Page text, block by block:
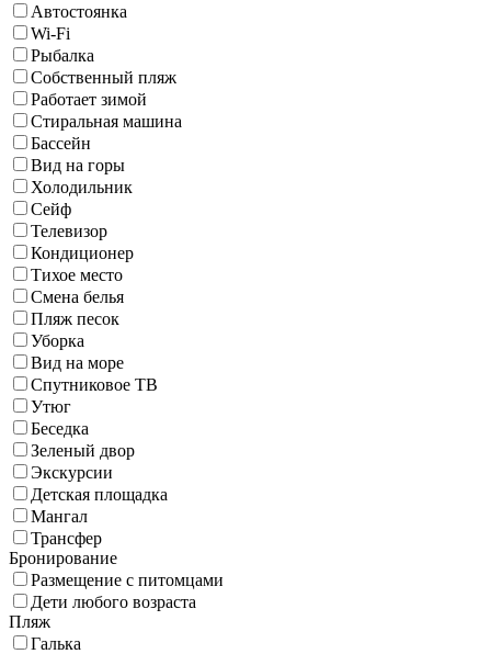
Автостоянка
Wi-Fi
Рыбалка
Собственный пляж
Работает зимой
Стиральная машина
Бассейн
Вид на горы
Холодильник
Сейф
Телевизор
Кондиционер
Тихое место
Смена белья
Пляж песок
Уборка
Вид на море
Спутниковое ТВ
Утюг
Беседка
Зеленый двор
Экскурсии
Детская площадка
Мангал
Трансфер
Бронирование
Размещение с питомцами
Дети любого возраста
Пляж
Галька